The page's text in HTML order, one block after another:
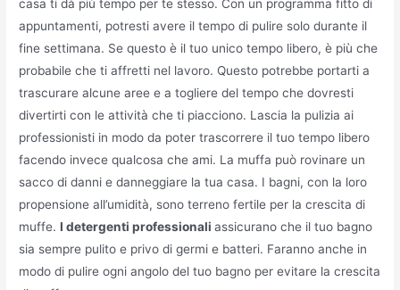
casa ti dà più tempo per te stesso. Con un programma fitto di
appuntamenti, potresti avere il tempo di pulire solo durante il
fine settimana. Se questo è il tuo unico tempo libero, è più che
probabile che ti affretti nel lavoro. Questo potrebbe portarti a
trascurare alcune aree e a togliere del tempo che dovresti
divertirti con le attività che ti piacciono. Lascia la pulizia ai
professionisti in modo da poter trascorrere il tuo tempo libero
facendo invece qualcosa che ami. La muffa può rovinare un
sacco di danni e danneggiare la tua casa. I bagni, con la loro
propensione all’umidità, sono terreno fertile per la crescita di
muffe.I detergenti professionaliassicurano che il tuo bagno
sia sempre pulito e privo di germi e batteri. Faranno anche in
modo di pulire ogni angolo del tuo bagno per evitare la crescita